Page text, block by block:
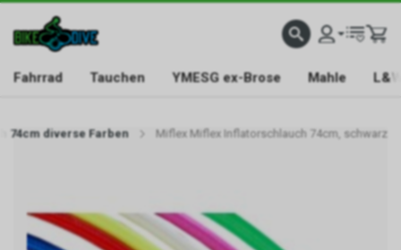
Fahrrad Tauchen YMESG ex-Brose Mahle
74cm diverse Farben Miflex Miflex Inflatorschlauch 74cm, schwarz